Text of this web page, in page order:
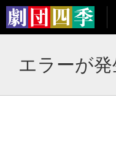
エラーが